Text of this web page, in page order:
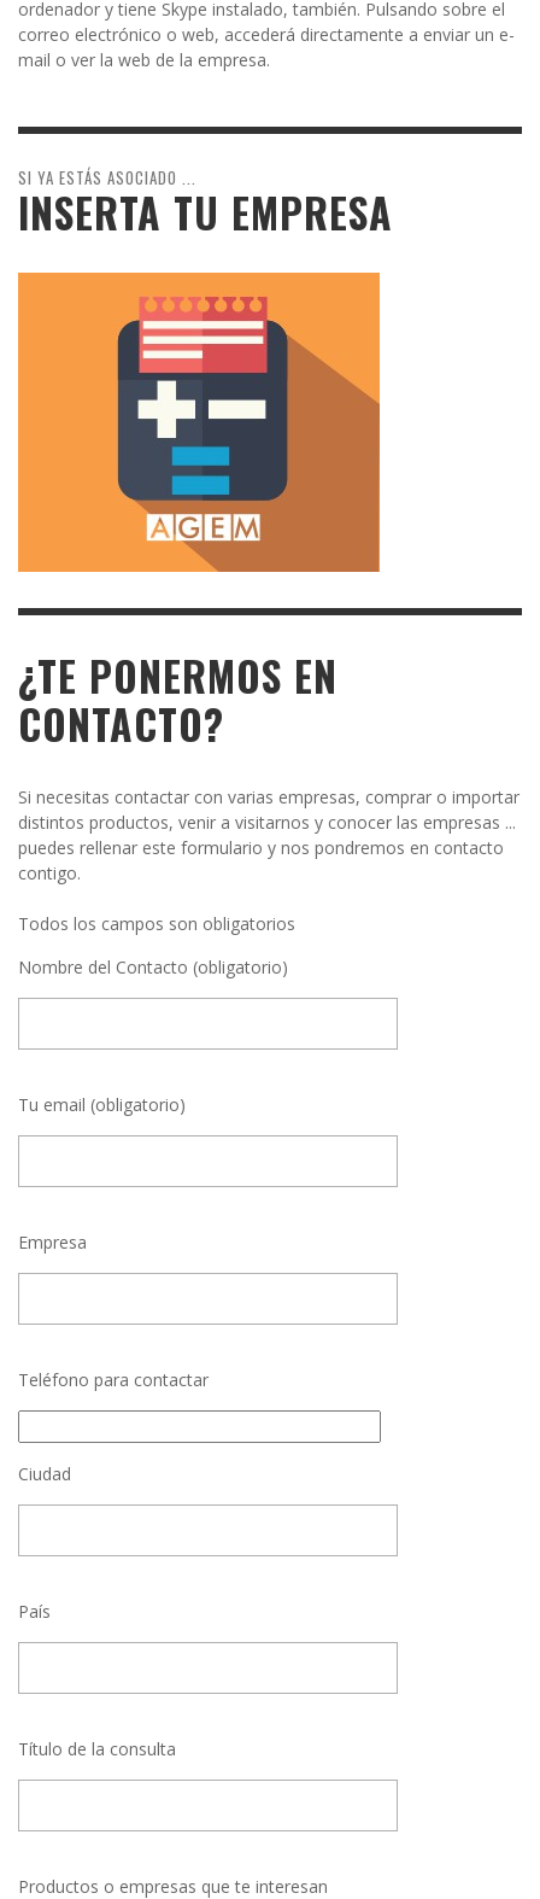
ordenador y tiene Skype instalado, también. Pulsando sobre el
correo electrónico o web, accederá directamente a enviar un e-
mail o ver la web de la empresa.
SI YA ESTÁS ASOCIADO ...
INSERTA TU EMPRESA
¿TE PONERMOS EN
CONTACTO?
Si necesitas contactar con varias empresas, comprar o importar
distintos productos, venir a visitarnos y conocer las empresas ...
puedes rellenar este formulario y nos pondremos en contacto
contigo.
Todos los campos son obligatorios
Nombre del Contacto (obligatorio)
Tu email (obligatorio)
Empresa
Teléfono para contactar
Ciudad
País
Título de la consulta
Productos o empresas que te interesan